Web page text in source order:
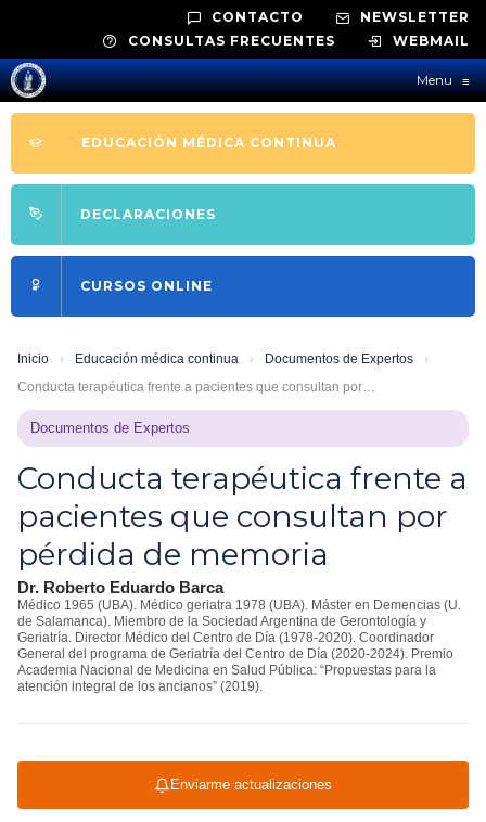
CONTACTO
NEWSLETTER
CONSULTAS FRECUENTES
WEBMAIL
Menu≡
EDUCACIÓN MÉDICA CONTINUA
DECLARACIONES
CURSOS ONLINE
Inicio › Educación médica continua › Documentos de Expertos
›
Conducta terapéutica frente a pacientes que consultan por…
Documentos de Expertos
Conducta terapéutica frente a
pacientes que consultan por
pérdida de memoria
Dr. Roberto Eduardo Barca
Médico 1965 (UBA). Médico geriatra 1978 (UBA). Máster en Demencias (U.
de Salamanca). Miembro de la Sociedad Argentina de Gerontología y
Geriatría. Director Médico del Centro de Día (1978-2020). Coordinador
General del programa de Geriatría del Centro de Día (2020-2024). Premio
Academia Nacional de Medicina en Salud Pública: “Propuestas para la
atención integral de los ancianos” (2019).
Enviarme actualizaciones